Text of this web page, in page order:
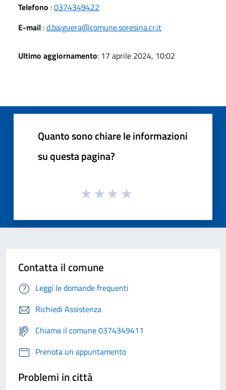
Telefono :0374349422
E-mail :d.baiguera@comune.soresina.cr.it
Ultimo aggiornamento: 17 aprile 2024, 10:02
Quanto sono chiare le informazioni
su questa pagina?
Contatta il comune
Leggi le domande frequenti
Richiedi Assistenza
Chiama il comune 0374349411
Prenota un appuntamento
Problemi in città